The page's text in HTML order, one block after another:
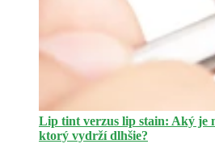
Lip tint verzus lip stain: Aký je
ktorý vydrží dlhšie?